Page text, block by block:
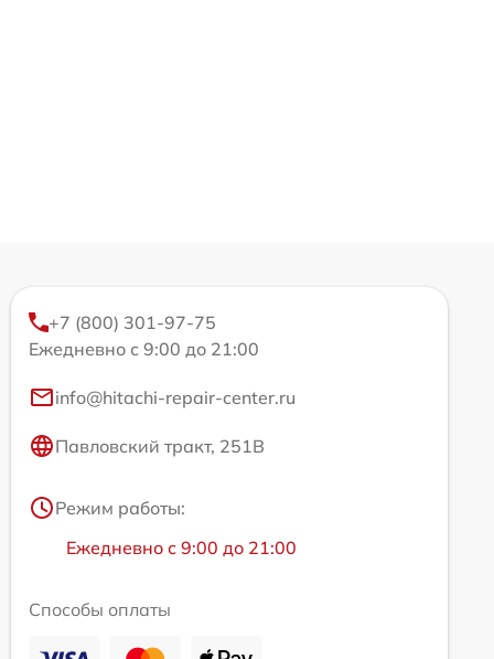
+7 (800) 301-97-75
Ежедневно с 9:00 до 21:00
info@hitachi-repair-center.ru
Павловский тракт, 251В
Режим работы:
Ежедневно с 9:00 до 21:00
Способы оплаты